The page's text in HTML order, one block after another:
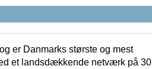
er Danmarks største og mest
et landsdækkende netværk på 30